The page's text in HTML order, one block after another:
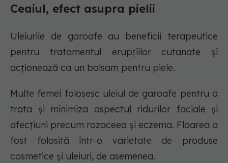
Ceaiul, efect asupra pielii
Uleiurile de garoafe au beneficii terapeutice
pentru tratamentul erupțiilor cutanate și
acționează ca un balsam pentru piele.
Multe femei folosesc uleiul de garoafe pentru a
trata și minimiza aspectul ridurilor faciale și
afecțiuni precum rozaceea și eczema. Floarea a
fost folosită într-o varietate de produse
cosmetice și uleiuri, de asemenea.